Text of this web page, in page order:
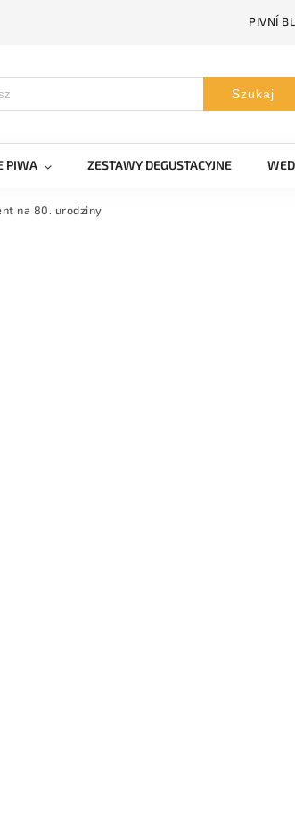
PIVNÍ
Szukaj
PIWA ZESTAWY DEGUSTACYJNE
na 80. urodziny